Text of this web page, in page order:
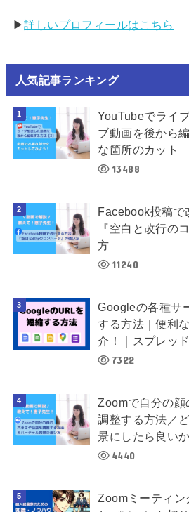
▶︎詳しいプロフィールはこちら
人気記事ランキング
YouTubeでライ
ブ動画を後から
な箇所のカット
13488
Facebook投稿で
『空白と改行の
方
11240
Googleの各種サ
する方法｜便利
介！｜スプレッ
7322
Zoomで自分の
調整する方法／
景にしたら良い
4440
Zoomミーティ